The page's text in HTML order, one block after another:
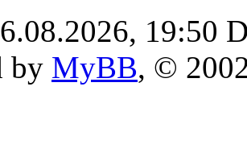
19:50
by MyBB, ©